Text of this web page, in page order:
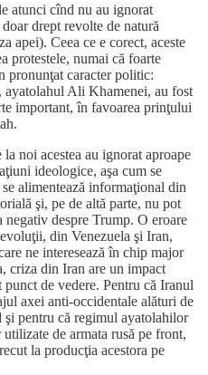
atunci cînd nu au ignorat
drept revolte de natură
apei). Ceea ce e corect, aceste
protestele, numai că foarte
pronunţat caracter politic:
Ali Khamenei, au fost
important, în favoarea prinţului
noi acestea au ignorat aproape
ideologice, aşa cum se
alimentează informaţional din
şi, pe de altă parte, nu pot
negativ despre Trump. O eroare
din Venezuela şi Iran,
ne interesează în chip major
criza din Iran are un impact
de vedere. Pentru că Iranul
axei anti-occidentale alături de
pentru că regimul ayatolahilor
de armata rusă pe front,
la producţia acestora pe